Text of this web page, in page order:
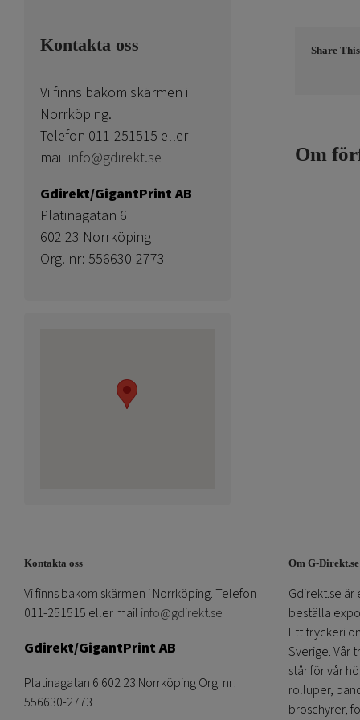
Share
Om
Kontakta oss
Vi finns bakom skärmen i
Norrköping.
Telefon 011-251515 eller
mail info@gdirekt.se
Gdirekt/GigantPrint AB
Platinagatan 6
602 23 Norrköping
Org. nr: 556630-2773
Kontakta oss
Vi finns bakom skärmen i Norrköping. Telefon
011-251515 eller mail info@gdirekt.se
Gdirekt/GigantPrint AB
Platinagatan 6 602 23 Norrköping Org. nr:
556630-2773
Om G-Direkt.se
Gdirekt.se
beställa
Ett tryckeri
Sverige. Vår
står för vår
rolluper,
broschyrer,